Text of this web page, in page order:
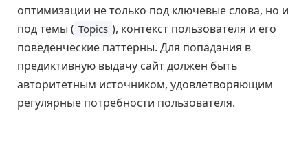
оптимизации не только под ключевые слова, но и
под темы ( Topics ), контекст пользователя и его
поведенческие паттерны. Для попадания в
предиктивную выдачу сайт должен быть
авторитетным источником, удовлетворяющим
регулярные потребности пользователя.